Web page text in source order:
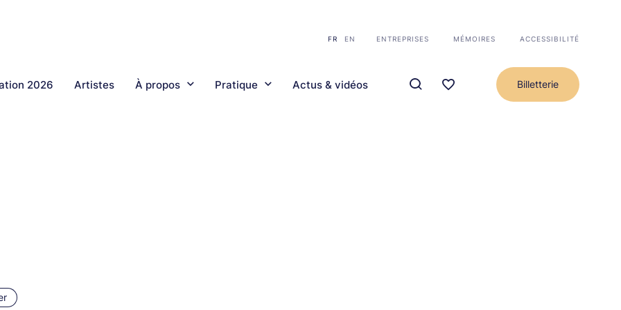
FR EN ENTREPRISES MÉMOIRES ACCESSIBILITÉ
2026 Artistes À propos Pratique Actus & vidéos Billetterie